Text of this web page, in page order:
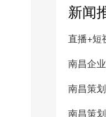
新闻
直播+短
南昌企
南昌策
南昌策